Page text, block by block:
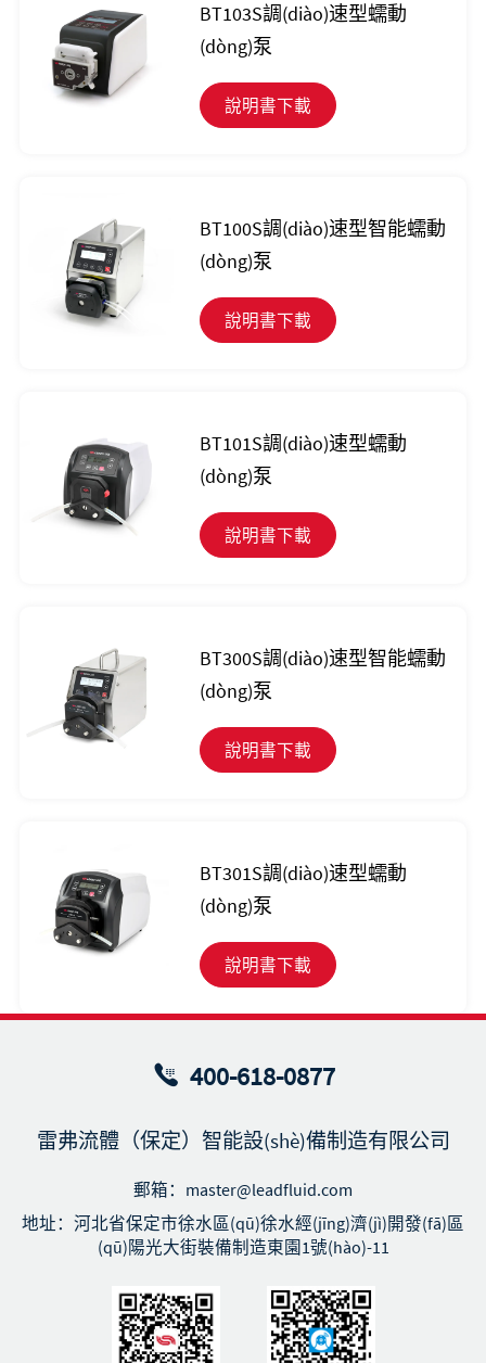
BT103S調(diào)速型蠕動
(dòng)泵
說明書下載
BT100S調(diào)速型智能蠕動
(dòng)泵
說明書下載
BT101S調(diào)速型蠕動
(dòng)泵
說明書下載
BT300S調(diào)速型智能蠕動
(dòng)泵
說明書下載
BT301S調(diào)速型蠕動
(dòng)泵
說明書下載
400-618-0877
雷弗流體（保定）智能設(shè)備制造有限公司
郵箱：master@leadfluid.com
地址：河北省保定市徐水區(qū)徐水經(jīng)濟(jì)開發(fā)區
(qū)陽光大街裝備制造東園1號(hào)-11